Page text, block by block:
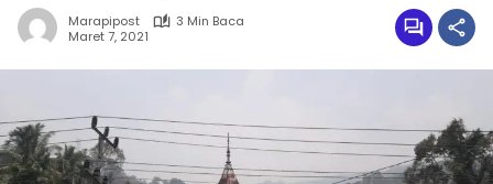
Marapipost
3 Min Baca
Maret 7, 2021